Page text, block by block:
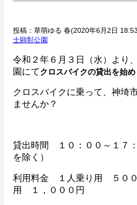
投稿：草萌ゆる 春(2020年6月2日
士顕彰公園
令和２年６月３日（水）より
園にてクロスバイクの貸出を始め
クロスバイクに乗って、神埼
ませんか？
貸出時間 １０：００～１７
を除く）
利用料金 １人乗り用 ５００
用 １，０００円